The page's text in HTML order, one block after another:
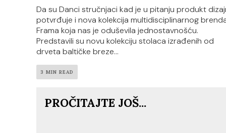
Da su Danci stručnjaci kad je u pitanju produkt
potvrđuje i nova kolekcija multidisciplinarnog
Frama koja nas je oduševila jednostavnošću.
Predstavili su novu kolekciju stolaca izrađenih od
drveta baltičke breze...
3 MIN READ
PROČITAJTE JOŠ...